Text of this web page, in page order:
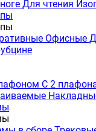
Для чтения
Офисные
С 2